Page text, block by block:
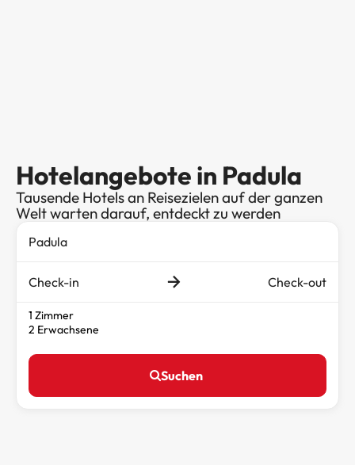
Hotelangebote in Padula
Tausende Hotels an Reisezielen auf der ganzen
Welt warten darauf, entdeckt zu werden
Check-in Check-out
1 Zimmer
2 Erwachsene
Suchen